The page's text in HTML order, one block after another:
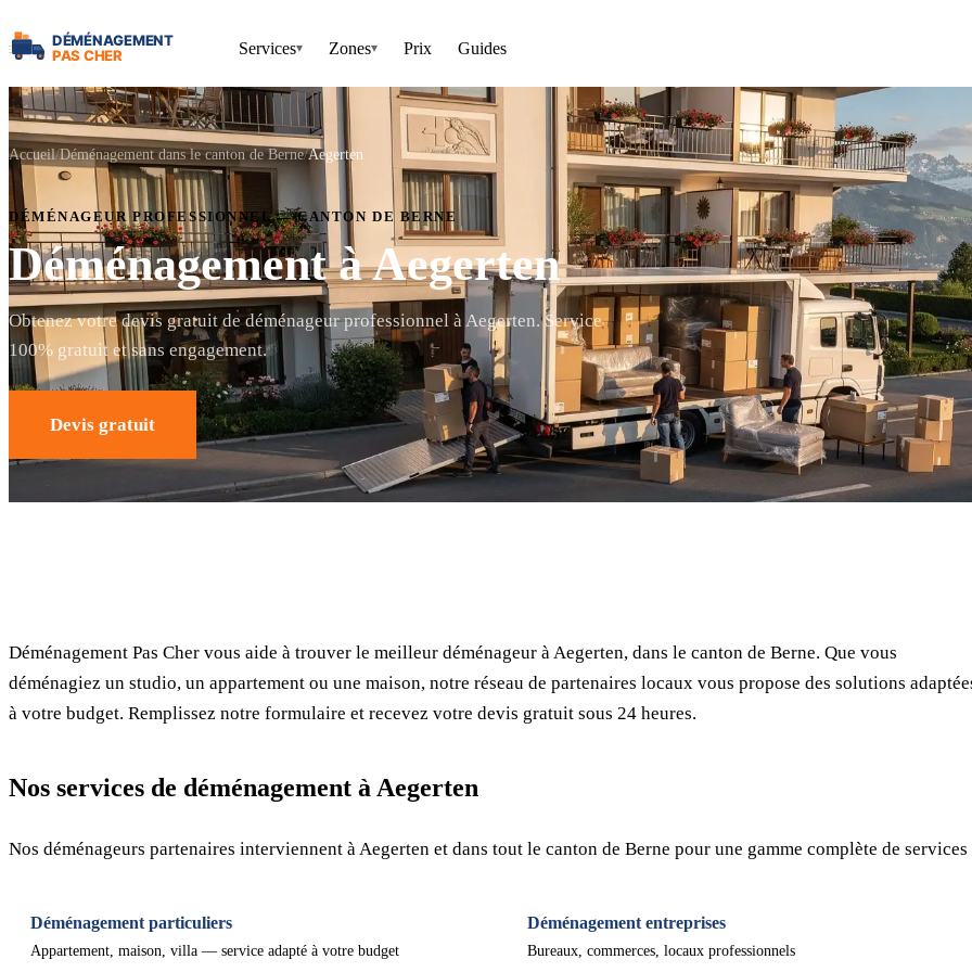
Services▾ Zones▾ Prix Guides
Accueil Déménagement dans le canton de Berne Aegerten
DÉMÉNAGEUR PROFESSIONNEL — CANTON DE BERNE
Déménagement à Aegerten
Obtenez votre devis gratuit de déménageur professionnel à Aegerten. Service
100% gratuit et sans engagement.
Devis gratuit
Déménagement Pas Cher vous aide à trouver le meilleur déménageur à Aegerten, dans le canton de Berne. Que vous
déménagiez un studio, un appartement ou une maison, notre réseau de partenaires locaux vous propose des solutions
à votre budget. Remplissez notre formulaire et recevez votre devis gratuit sous 24 heures.
Nos services de déménagement à Aegerten
Nos déménageurs partenaires interviennent à Aegerten et dans tout le canton de Berne pour une gamme complète de services
Déménagement particuliers
Appartement, maison, villa — service adapté à votre budget
Déménagement entreprises
Bureaux, commerces, locaux professionnels